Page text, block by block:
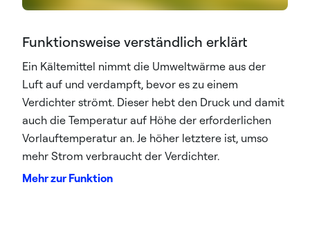
Funktionsweise verständlich erklärt
Ein Kältemittel nimmt die Umweltwärme aus der
Luft auf und verdampft, bevor es zu einem
Verdichter strömt. Dieser hebt den Druck und damit
auch die Temperatur auf Höhe der erforderlichen
Vorlauftemperatur an. Je höher letztere ist, umso
mehr Strom verbraucht der Verdichter.
Mehr zur Funktion